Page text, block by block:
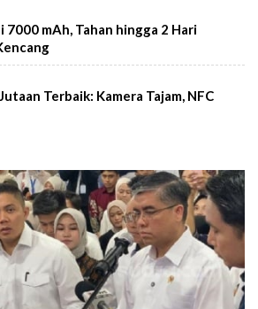
7000 mAh, Tahan hingga 2 Hari
Terbaik: Kamera Tajam, NFC